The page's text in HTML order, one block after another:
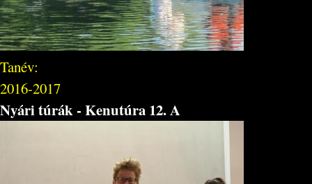
Tanév:
2016-2017
Nyári túrák - Kenutúra 12. A